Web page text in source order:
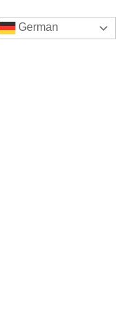
German